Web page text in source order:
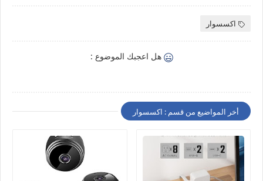
اكسسوار
هل اعجبك الموضوع :
أخر المواضيع من قسم : اكسسوار